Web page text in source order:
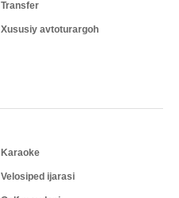
Transfer
Xususiy avtoturargoh
Karaoke
Velosiped ijarasi